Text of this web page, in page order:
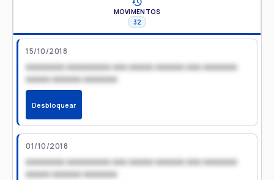
MOVIMENTOS
32
15/10/2018
xxxxxxxx xxxxxxxxx xxx xxxxx xxxxxx xxx xxxxxxx
xxxxx xxxxxx xxxxxxx
Desbloquear
01/10/2018
xxxxxxxx xxxxxxxxx xxx xxxxx xxxxxx xxx xxxxxxx
xxxxx xxxxxx xxxxxxx